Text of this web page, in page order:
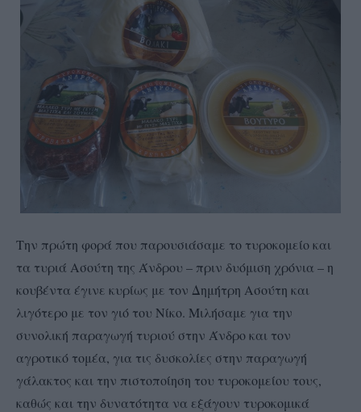
Την πρώτη φορά που παρουσιάσαμε το τυροκομείο και
τα τυριά Ασούτη της Άνδρου – πριν δυόμιση χρόνια – η
κουβέντα έγινε κυρίως με τον Δημήτρη Ασούτη και
λιγότερο με τον γιό του Νίκο. Μιλήσαμε για την
συνολική παραγωγή τυριού στην Άνδρο και τον
αγροτικό τομέα, για τις δυσκολίες στην παραγωγή
γάλακτος και την πιστοποίηση του τυροκομείου τους,
καθώς και την δυνατότητα να εξάγουν τυροκομικά